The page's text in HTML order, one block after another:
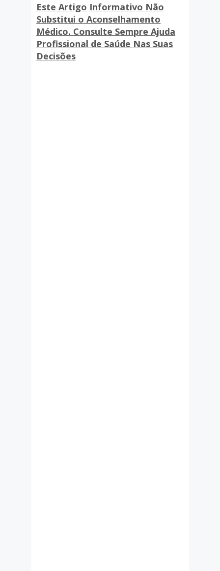
Este Artigo Informativo Não
Substitui o Aconselhamento
Médico. Consulte Sempre Ajuda
Profissional de Saúde Nas Suas
Decisões